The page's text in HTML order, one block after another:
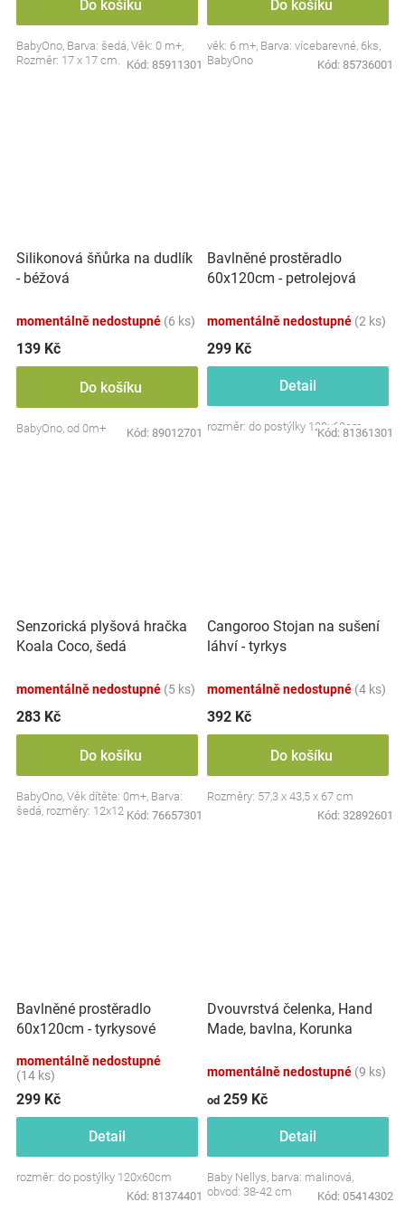
Do košíku
BabyOno, Barva: šedá, Věk: 0 m+,
Rozměr: 17 x 17 cm.
Kód: 85911301
Do košíku
věk: 6 m+, Barva: vícebarevné, 6ks,
BabyOno
Kód: 85736001
Silikonová šňůrka na dudlík
- béžová
momentálně nedostupné (6 ks)
139 Kč
Do košíku
BabyOno, od 0m+ Kód: 89012701
Bavlněné prostěradlo
60x120cm - petrolejová
momentálně nedostupné (2 ks)
299 Kč
Detail
rozměr: do postýlky 120x60cm
Kód: 81361301
Senzorická plyšová hračka
Koala Coco, šedá
momentálně nedostupné (5 ks)
283 Kč
Do košíku
BabyOno, Věk dítěte: 0m+, Barva:
šedá, rozměry: 12x12 cm.
Kód: 76657301
Cangoroo Stojan na sušení
láhví - tyrkys
momentálně nedostupné (4 ks)
392 Kč
Do košíku
Rozměry: 57,3 x 43,5 x 67 cm
Kód: 32892601
Bavlněné prostěradlo
60x120cm - tyrkysové
momentálně nedostupné
(14 ks)
299 Kč
Detail
rozměr: do postýlky 120x60cm
Kód: 81374401
Dvouvrstvá čelenka, Hand
Made, bavlna, Korunka
momentálně nedostupné (9 ks)
od 259 Kč
Detail
Baby Nellys, barva: malinová,
obvod: 38-42 cm
Kód: 05414302